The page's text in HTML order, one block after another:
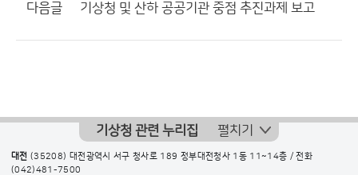
다음글 기상청 및 산하 공공기관 중점 추진과제 보고
기상청 관련 누리집 펼치기
대전 (35208) 대전광역시 서구 청사로 189 정부대전청사 1동 11~14층 / 전화
(042)481-7500